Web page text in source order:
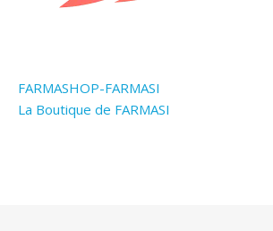
FARMASHOP-FARMASI
La Boutique de FARMASI